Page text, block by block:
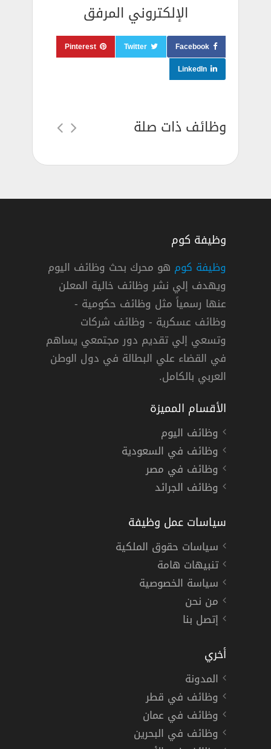
الإلكتروني المرفق
Facebook
Twitter
Pinterest
LinkedIn
وظائف ذات صلة
محاسب في شركة محرز للورق بإكتوبر
الجيزة دوام كامل
وظيفة كوم
وظيفة كوم هو محرك بحث وظائف اليوم
ويهدف إلي نشر وظائف خالية المعلن
عنها رسمياً مثل وظائف حكومية -
وظائف عسكرية - وظائف شركات
وتسعي إلي تقديم دور مجتمعي يساهم
في القضاء علي البطالة في دول الوطن
العربي بالكامل.
الأقسام المميزة
وظائف اليوم
وظائف في السعودية
وظائف في مصر
وظائف الجرائد
سياسات عمل وظيفة
سياسات حقوق الملكية
تنبيهات هامة
سياسة الخصوصية
من نحن
إتصل بنا
أخري
المدونة
وظائف في قطر
وظائف في عمان
وظائف في البحرين